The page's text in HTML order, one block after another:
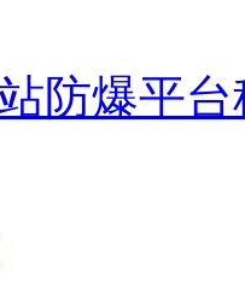
防爆平台